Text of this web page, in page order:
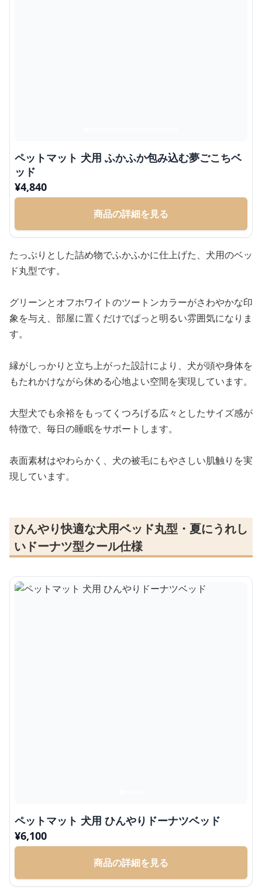
ペットマット 犬用 ふかふか包み込む夢ごこちベ
ッド
¥4,840
商品の詳細を見る
たっぷりとした詰め物でふかふかに仕上げた、犬用のベッ
ド丸型です。
グリーンとオフホワイトのツートンカラーがさわやかな印
象を与え、部屋に置くだけでぱっと明るい雰囲気になりま
す。
縁がしっかりと立ち上がった設計により、犬が頭や身体を
もたれかけながら休める心地よい空間を実現しています。
大型犬でも余裕をもってくつろげる広々としたサイズ感が
特徴で、毎日の睡眠をサポートします。
表面素材はやわらかく、犬の被毛にもやさしい肌触りを実
現しています。
ひんやり快適な犬用ベッド丸型・夏にうれし
いドーナツ型クール仕様
ペットマット 犬用 ひんやりドーナツベッド
¥6,100
商品の詳細を見る